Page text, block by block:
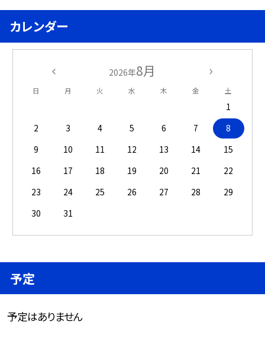
カレンダー
2026年8月
日 月 火 水 木 金 土
1
2
3 4 5 6 7
8
9
10 11 12 13 14
15
16
17 18 19 20 21
22
23
24 25 26 27 28
29
30
31
予定
予定はありません